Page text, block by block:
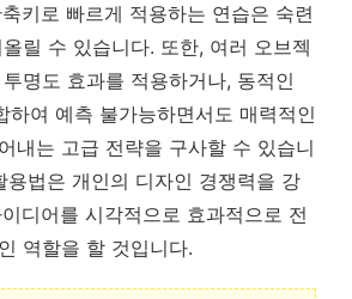
키로 빠르게 적용하는 연습은 숙련
릴 수 있습니다. 또한, 여러 오브젝
명도 효과를 적용하거나, 동적인
하여 예측 불가능하면서도 매력적인
내는 고급 전략을 구사할 수 있습니
용법은 개인의 디자인 경쟁력을 강
디어를 시각적으로 효과적으로 전
역할을 할 것입니다.